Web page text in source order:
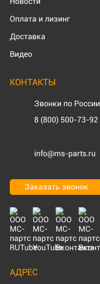
Оплата и лизинг
Доставка
Видео
КОНТАКТЫ
Звонки по России
8 (800) 500-73-92
info@ms-parts.ru
Заказать звонок
АДРЕС